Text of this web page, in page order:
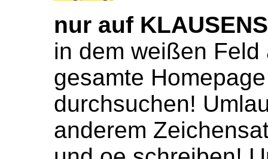
nur auf
in dem weißen
gesamte
durchsuchen!
anderem